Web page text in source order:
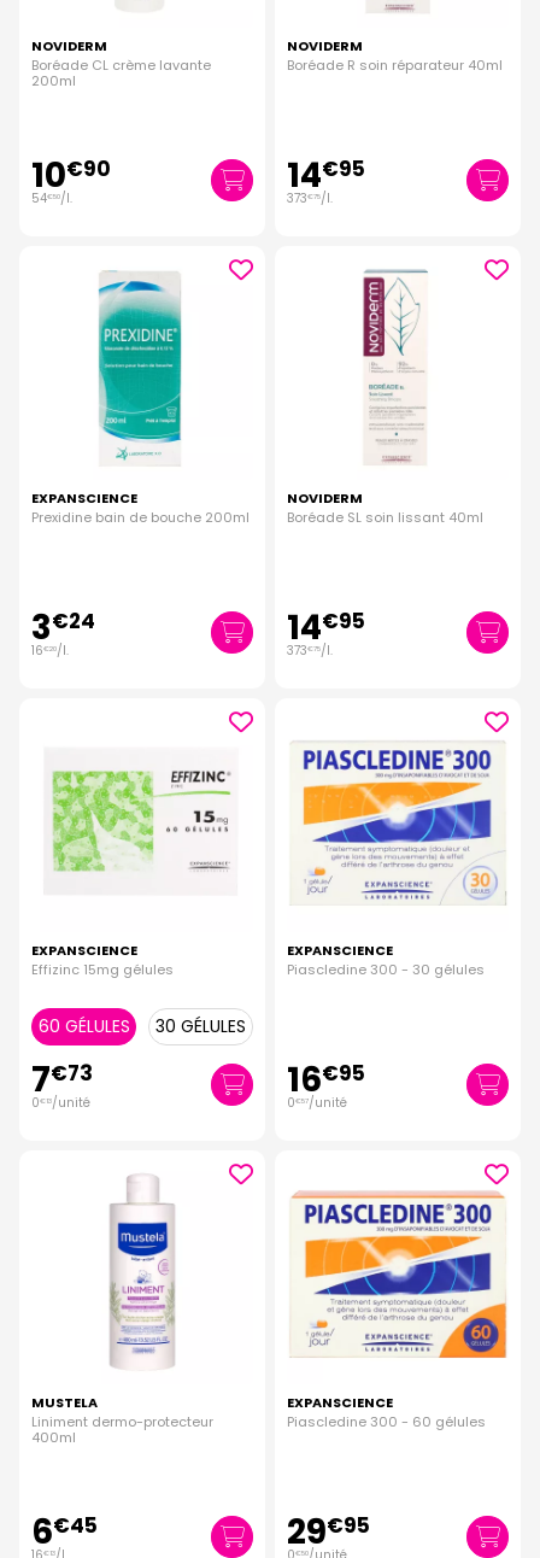
NOVIDERM
Boréade CL crème lavante
200ml
10€90
54€50/l.
NOVIDERM
Boréade R soin réparateur 40ml
14€95
373€75/l.
EXPANSCIENCE
Prexidine bain de bouche 200ml
3€24
16€20/l.
NOVIDERM
Boréade SL soin lissant 40ml
14€95
373€75/l.
EXPANSCIENCE
Effizinc 15mg gélules
60 GÉLULES 30 GÉLULES
7€73
0€ 13/unité
EXPANSCIENCE
Piascledine 300 - 30 gélules
16€95
0€57/unité
MUSTELA
Liniment dermo-protecteur
400ml
6€45
€ 13
EXPANSCIENCE
Piascledine 300 - 60 gélules
29€95
€50